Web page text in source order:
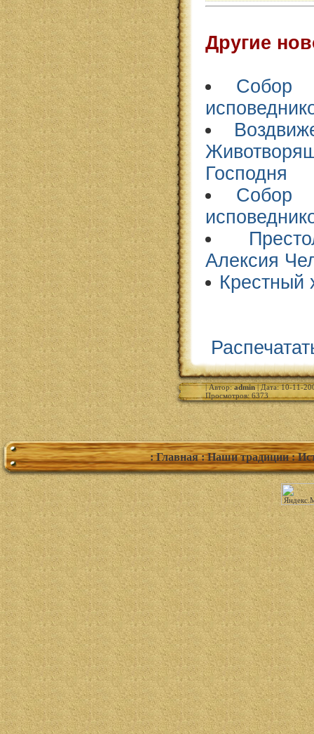
Другие
Собор
Господня
Собор
Алексия
Крестный
| Автор:admin| Дата: 10-11-
Просмотров: 6373
: Главная : Наши традиции :